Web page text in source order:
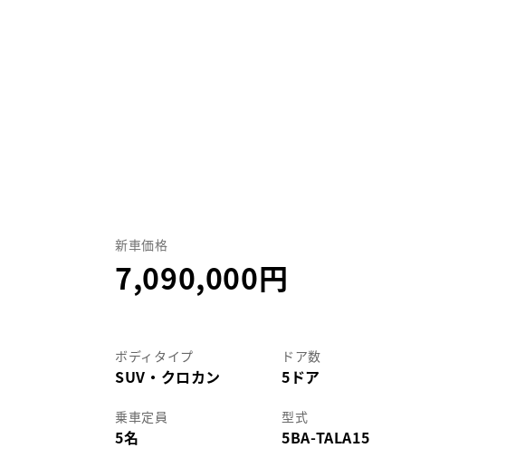
新車価格
7,090,000
ボディタイプ
SUV・クロカン
ドア数
5ドア
乗車定員
5名
型式
5BA-TALA15